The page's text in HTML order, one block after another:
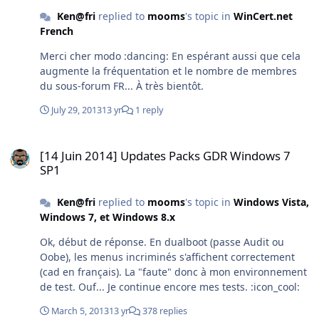
FF900F1969F6C5C7C5543751B7B52AD6 MD5 :
0D36C9D6C1E9E1E061A8318DC9BFD1B7 SHA-1 :
EB93ECC16833EA27F5940119B01CBCE2FAAEB566
Addons TOUT-EN-UN Win7 Media Center regroupant les
addons XP vers MCE2005, Windows 7 Media Center,
donner à XP MCE2005 l'aspect de Win7MCE (en une
************************** Pour XP PRO Taille : 166
Mo CRC32 : 7DB3456F MD4 :
2FF2930541D39268BECAC78D0EBA3556 SHA-1 :
A66E3F9E2F10C484C7F6000588A3922079B64F2C Pour XP
0ED195AE91443FB21C91F37D20109293 MD5 :
51C76C175A95266A0EF1766CA05B8308 SHA-1 :
B21220C1BE06FF2F8D1AD12219A1BE073796CA62
//////////////////////////////////////////////////////////////
PERSPECTIVES
//////////////////////////////////////////////////////////// On
Ken@frireplied to mooms's topic in WinCert.net
French
Merci cher modo :dancing: En espérant aussi que cela
augmente la fréquentation et le nombre de membres
du sous-forum FR... À très bientôt.
July 29, 201313 yr 1 reply
[14 Juin 2014] Updates Packs GDR Windows 7
SP1
Ken@frireplied to mooms's topic in Windows Vista,
Windows 7, et Windows 8.x
Ok, début de réponse. En dualboot (passe Audit ou
Oobe), les menus incriminés s'affichent correctement
(cad en français). La "faute" donc à mon environnement
de test. Ouf... Je continue encore mes tests. :icon_cool:
March 5, 201313 yr 378 replies